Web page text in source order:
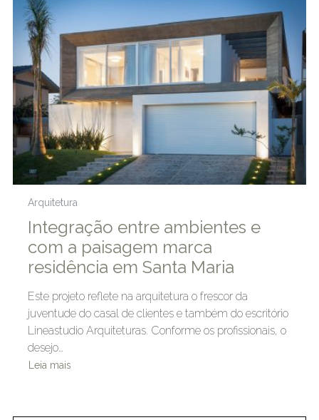
Arquitetura
Integração entre ambientes e
com a paisagem marca
residência em Santa Maria
Este projeto reflete na arquitetura o frescor da
juventude do casal de clientes e também do escritório
Lineastudio Arquiteturas. Conforme os profissionais, o
desejo…
Leia mais